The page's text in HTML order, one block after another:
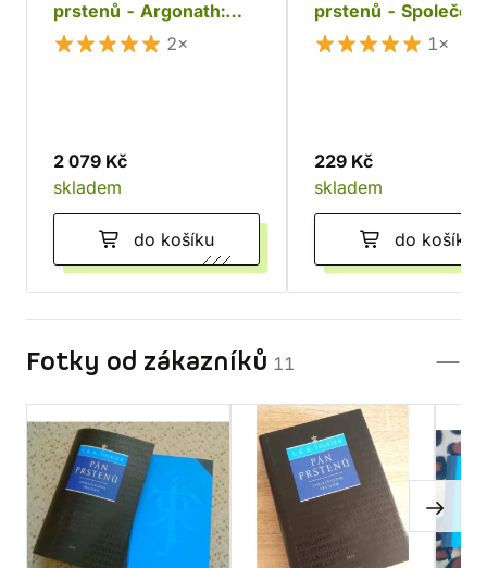
prstenů - Argonath:
Brána králů
2×
2 079 Kč
skladem
do košíku
prstenů -
Prstenu
1×
229 Kč
skladem
do košíku
Fotky od zákazníků 11